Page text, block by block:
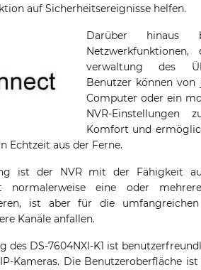
auf Sicherheitsereignisse helfen.
Darüber hinaus
verwaltung des
Benutzer können
Computer oder ein
NVR-Einstellungen
Komfort und
Echtzeit aus der Ferne.
ist der NVR mit der Fähigkeit
normalerweise eine oder
ist aber für die
Kanäle anfallen.
des DS-7604NXI-K1 ist
Kameras. Die Benutzeroberfläche